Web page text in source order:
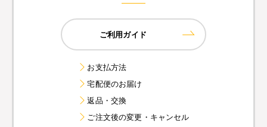
ご利用ガイド
お支払方法
宅配便のお届け
返品・交換
ご注文後の変更・キャンセル